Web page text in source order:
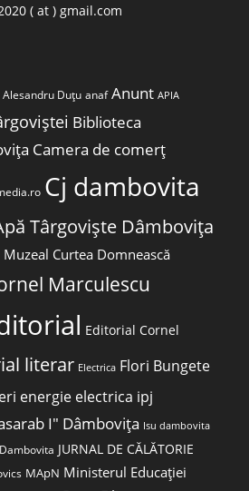
in
( at ) gmail.com
Alesandru Duțu anaf Anunt APIA
Biblioteca
Camera de comerț
Cj dambovita
Târgoviște Dâmbovița
Curtea Domnească
Marculescu
Editorial Cornel
literar Electrica Flori Bungete
energie electrica ipj
I" Dâmbovița Isu dambovita
JURNAL DE CĂLĂTORIE
MApN Ministerul Educației